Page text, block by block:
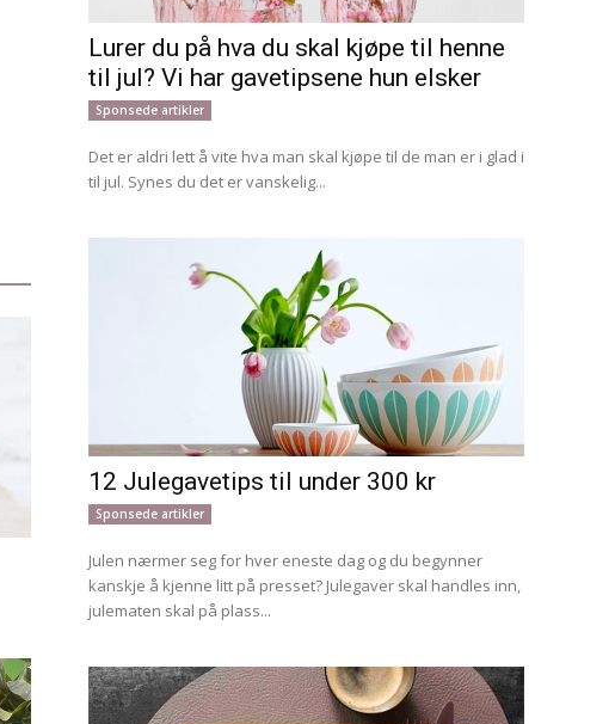
Lurer du på hva du skal kjøpe til henne
til jul? Vi har gavetipsene hun elsker
Sponsede artikler
Det er aldri lett å vite hva man skal kjøpe til de man er i glad i
til jul. Synes du det er vanskelig...
12 Julegavetips til under 300 kr
Sponsede artikler
Julen nærmer seg for hver eneste dag og du begynner
kanskje å kjenne litt på presset? Julegaver skal handles inn,
julematen skal på plass...